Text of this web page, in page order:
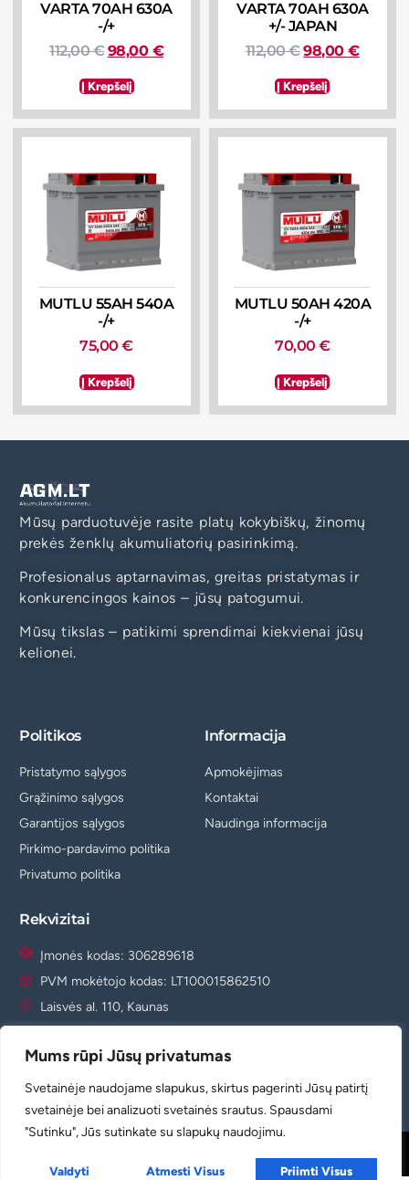
Mums rūpi Jūsų privatumas
Svetainėje naudojame slapukus, skirtus pagerinti Jūsų patirtį
svetainėje bei analizuoti svetainės srautus. Spausdami
"Sutinku", Jūs sutinkate su slapukų naudojimu.
Valdyti Atmesti Visus Priimti Visus
VARTA 70AH 630A
-/+
112,00€98,00 €
Į Krepšelį
VARTA 70AH 630A
+/- JAPAN
112,00€98,00€
Į Krepšelį
MUTLU 55AH 540A
-/+
75,00€
Į Krepšelį
MUTLU 50AH 420A
-/+
70,00€
Į Krepšelį
Mūsų parduotuvėje rasite platų kokybiškų, žinomų
prekės ženklų akumuliatorių pasirinkimą.
Profesionalus aptarnavimas, greitas pristatymas ir
konkurencingos kainos – jūsų patogumui.
Mūsų tikslas – patikimi sprendimai kiekvienai jūsų
kelionei.
Politikos
Pristatymo sąlygos
Grąžinimo sąlygos
Garantijos sąlygos
Pirkimo-pardavimo politika
Privatumo politika
Informacija
Apmokėjimas
Kontaktai
Naudinga informacija
Rekvizitai
Įmonės kodas: 306289618
PVM mokėtojo kodas: LT100015862510
Laisvės al. 110, Kaunas
+37065881822
+37060933074